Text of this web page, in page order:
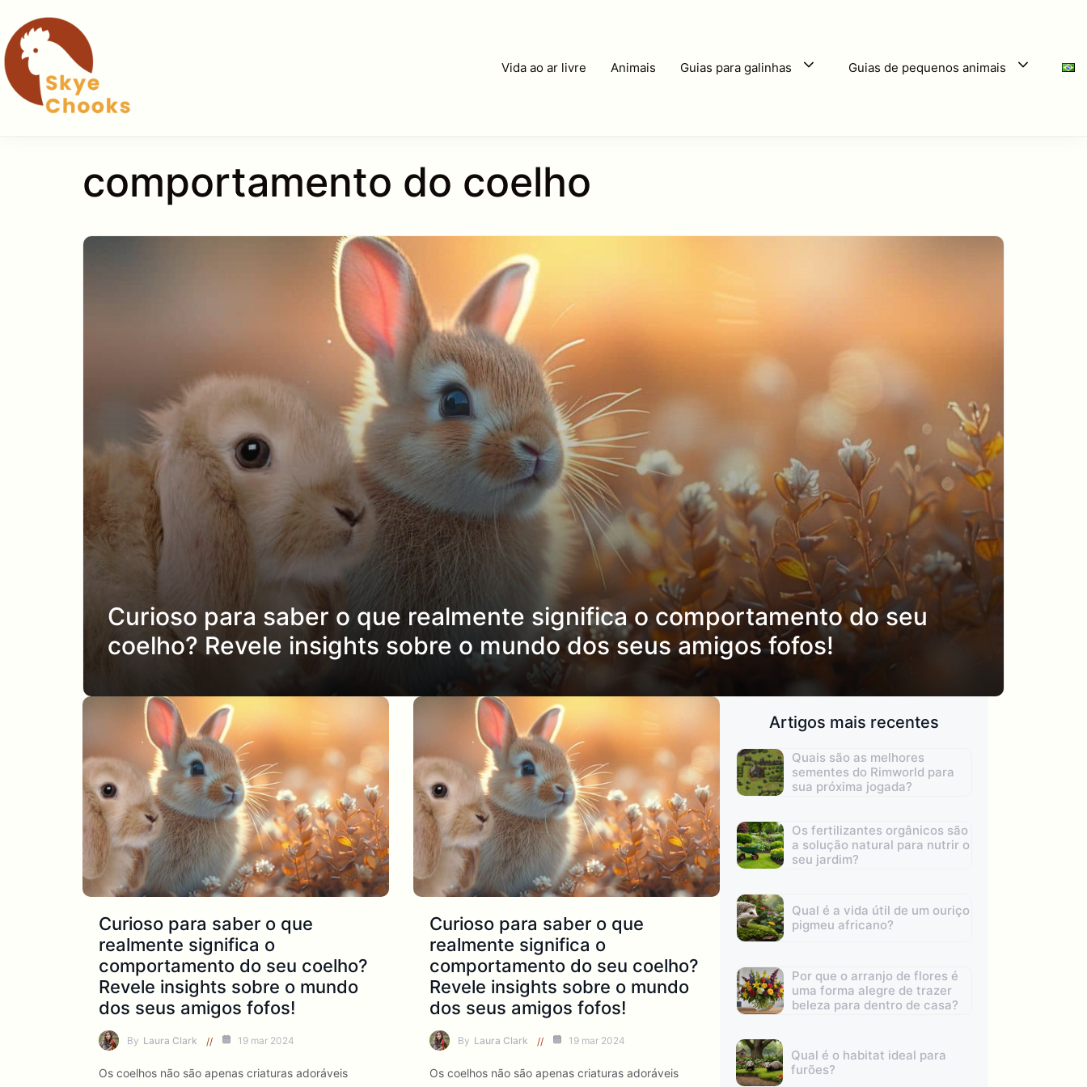
para
o
conteúdo
Vida ao ar livre Animais Guias para galinhas Guias de pequenos animais
comportamento do coelho
Curioso para saber o que realmente significa o comportamento do seu
coelho? Revele insights sobre o mundo dos seus amigos fofos!
Curioso para saber o que
realmente significa o
comportamento do seu coelho?
Revele insights sobre o mundo
dos seus amigos fofos!
By Laura Clark 19 mar 2024
Os coelhos não são apenas criaturas adoráveis
Curioso para saber o que
realmente significa o
comportamento do seu coelho?
Revele insights sobre o mundo
dos seus amigos fofos!
By Laura Clark 19 mar 2024
Os coelhos não são apenas criaturas adoráveis
Artigos mais recentes
Quais são as melhores
sementes do Rimworld para
sua próxima jogada?
Os fertilizantes orgânicos são
a solução natural para nutrir o
seu jardim?
Qual é a vida útil de um ouriço
pigmeu africano?
Por que o arranjo de flores é
uma forma alegre de trazer
beleza para dentro de casa?
Qual é o habitat ideal para
furões?